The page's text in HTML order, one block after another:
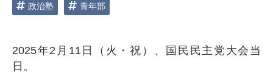
政治塾 青年部
2025年2月11日（火・祝）、国民民主党大会当
日。